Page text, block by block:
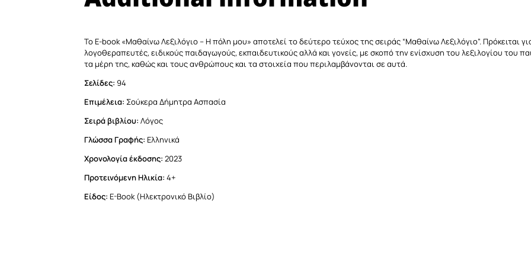
Το E-book «Μαθαίνω Λεξιλόγιο – Η πόλη μου» αποτελεί το δεύτερο τεύχος της σειράς “Μαθαίνω Λεξιλόγιο”. Πρόκειται
λογοθεραπευτές, ειδικούς παιδαγωγούς, εκπαιδευτικούς αλλά και γονείς, με σκοπό την ενίσχυση του λεξιλογίου του
τα μέρη της, καθώς και τους ανθρώπους και τα στοιχεία που περιλαμβάνονται σε αυτά.
Σελίδες: 94
Επιμέλεια: Σούκερα Δήμητρα Ασπασία
Σειρά βιβλίου: Λόγος
Γλώσσα Γραφής: Eλληνικά
Χρονολογία έκδοσης: 2023
Προτεινόμενη Ηλικία: 4+
Είδος: Ε-Βook (Hλεκτρονικό Βιβλίο)